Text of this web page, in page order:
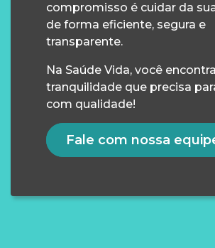
compromisso é cuidar da
de forma eficiente, segura e
transparente.
Na Saúde Vida, você
tranquilidade que precisa
com qualidade!
Fale com nossa